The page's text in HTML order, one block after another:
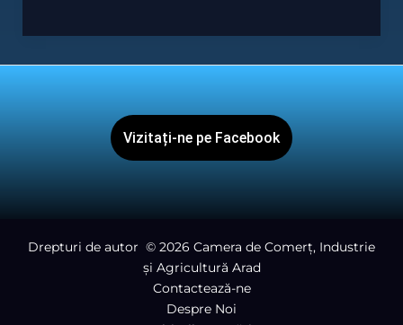
securitate
cibernetică”.
Vizitați-ne pe Facebook
Drepturi de autor © 2026 Camera de Comerț, Industrie
și Agricultură Arad
Contactează-ne
Despre Noi